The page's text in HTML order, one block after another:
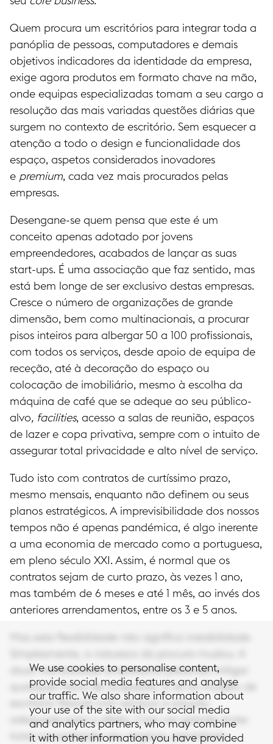
Quem procura um escritórios para integrar toda a
panóplia de pessoas, computadores e demais
objetivos indicadores da identidade da empresa,
exige agora produtos em formato chave na mão,
onde equipas especializadas tomam a seu cargo a
resolução das mais variadas questões diárias que
surgem no contexto de escritório. Sem esquecer a
atenção a todo o design e funcionalidade dos
espaço, aspetos considerados inovadores
e premium , cada vez mais procurados pelas
empresas.
Desengane-se quem pensa que este é um
conceito apenas adotado por jovens
empreendedores, acabados de lançar as suas
start-ups. É uma associação que faz sentido, mas
está bem longe de ser exclusivo destas empresas.
Cresce o número de organizações de grande
dimensão, bem como multinacionais, a procurar
pisos inteiros para albergar 50 a 100 profissionais,
com todos os serviços, desde apoio de equipa de
receção, até à decoração do espaço ou
colocação de imobiliário, mesmo à escolha da
máquina de café que se adeque ao seu público-
alvo , facilities, acesso a salas de reunião, espaços
de lazer e copa privativa, sempre com o intuito de
assegurar total privacidade e alto nível de serviço.
Tudo isto com contratos de curtíssimo prazo,
mesmo mensais, enquanto não definem ou seus
planos estratégicos. A imprevisibilidade dos nossos
tempos não é apenas pandémica, é algo inerente
a uma economia de mercado como a portuguesa,
em pleno século XXI. Assim, é normal que os
contratos sejam de curto prazo, às vezes 1 ano,
mas também de 6 meses e até 1 mês, ao invés dos
anteriores arrendamentos, entre os 3 e 5 anos.
atual mentalidade empresarial pretende mitigar
quaisquer riscos de ocupação, e vê no modelo de
escritório flexível com serviços a solução
adequada para o efeito. Com um grande mote:
total concentração seu negócio, permitindo
We use cookies to personalise content,
provide social media features and analyse
our traffic. We also share information about
your use of the site with our social media
and analytics partners, who may combine
it with other information you have provided